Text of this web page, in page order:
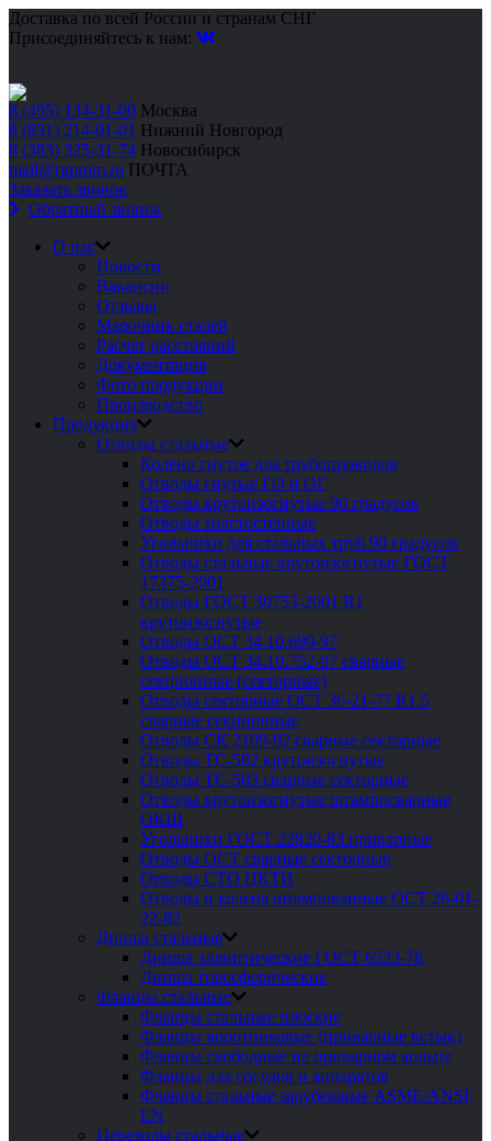
Доставка по всей России и странам СНГ
Присоединяйтесь к нам:
8 (495) 134-31-00 Москва
8 (831) 214-01-01 Нижний Новгород
8 (383) 325-31-74 Новосибирск
mail@rgprom.ru ПОЧТА
Заказать звонок
Обратный звонок
О нас
Новости
Вакансии
Отзывы
Марочник сталей
Расчет расстояний
Документация
Фото продукции
Производство
Продукция
Отводы стальные
Колено гнутое для трубопроводов
Отводы гнутые ГО и ОГ
Отводы крутоизогнутые 90 градусов
Отводы толстостенные
Угольники для стальных труб 90 градусов
Отводы стальные крутоизогнутые ГОСТ
17375-2001
Отводы ГОСТ 30753-2001 R1
крутоизогнутые
Отводы ОСТ 34.10.699-97
Отводы ОСТ 34.10.752-97 сварные
секционные (секторные)
Отводы секторные ОСТ 36-21-77 R1.5
сварные секционные
Отводы СК 2109-92 сварные секторные
Отводы ТС-582 крутоизогнутые
Отводы ТС-583 сварные секторные
Отводы крутоизогнутые штампосварные
ОКШ
Угольники ГОСТ 22820-83 приварные
Отводы ОСТ сварные секторные
Отводы СТО ЦКТИ
Отводы и колена штампованные ОСТ 26-01-
22-82
Днища стальные
Днища эллиптические ГОСТ 6533-78
Днища торосферические
Фланцы стальные
Фланцы стальные плоские
Фланцы воротниковые (приварные встык)
Фланцы свободные на приварном кольце
Фланцы для сосудов и аппаратов
Фланцы стальные зарубежные ASME/ANSI,
EN
Переходы стальные